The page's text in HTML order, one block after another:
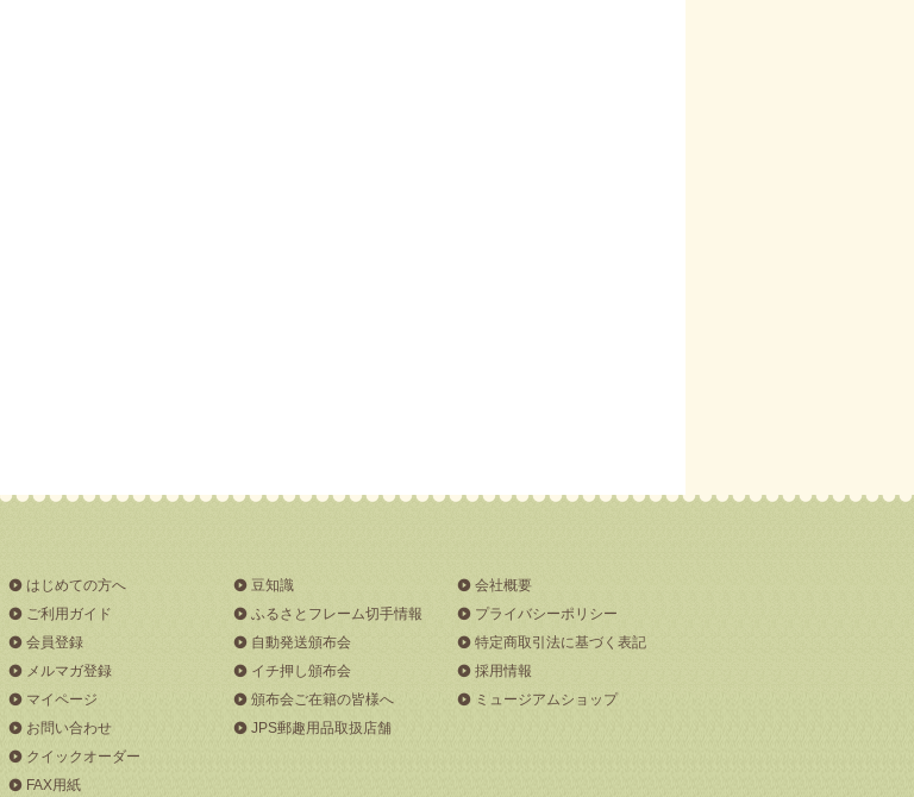
はじめての方へ
ご利用ガイド
会員登録
メルマガ登録
マイページ
お問い合わせ
クイックオーダー
FAX用紙
豆知識
ふるさとフレーム切手情報
自動発送頒布会
イチ押し頒布会
頒布会ご在籍の皆様へ
JPS郵趣用品取扱店舗
会社概要
プライバシーポリシー
特定商取引法に基づく表記
採用情報
ミュージアムショップ